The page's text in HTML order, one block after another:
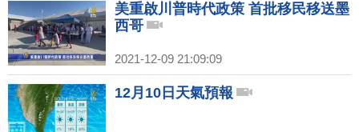
美重啟川普時代政策 首批移民移送墨
西哥
2021-12-09 21:09:09
12月10日天氣預報